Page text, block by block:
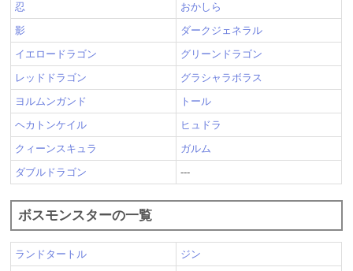
忍
おかしら
影
ダークジェネラル
イエロードラゴン
グリーンドラゴン
レッドドラゴン
グラシャラボラス
ヨルムンガンド
トール
ヘカトンケイル
ヒュドラ
クィーンスキュラ
ガルム
ダブルドラゴン
---
ボスモンスターの一覧
ランドタートル
ジン